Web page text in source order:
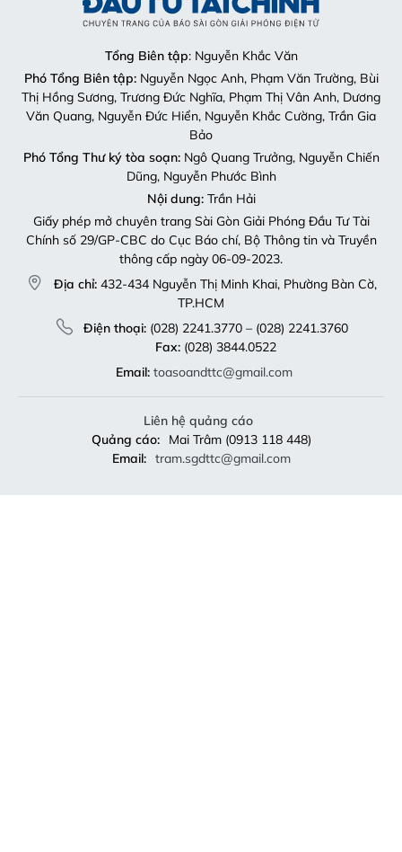
Tổng Biên tập
: Nguyễn Khắc Văn
Thị Hồng Sương, Trương Đức Nghĩa, Phạm Thị Vân Anh, Dương
Văn Quang, Nguyễn Đức Hiển, Nguyễn Khắc Cường, Trần Gia
Bảo
Phó Tổng Thư ký tòa soạn:Ngô Quang Trưởng, Nguyễn Chiến
Dũng, Nguyễn Phước Bình
Nội dung:Trần Hải
Giấy phép mở chuyên trang Sài Gòn Giải Phóng Đầu Tư Tài
Chính số 29/GP-CBC do Cục Báo chí, Bộ Thông tin và Truyền
thông cấp ngày 06-09-2023.
Địa chỉ:432-434 Nguyễn Thị Minh Khai, Phường Bàn Cờ,
TP.HCM
Điện thoại:(028) 2241.3770 – (028) 2241.3760
Fax:(028) 3844.0522
Email: toasoandttc@gmail.com
Liên hệ quảng cáo
Quảng cáo: Mai Trâm (0913 118 448)
Email: tram.sgdttc@gmail.com